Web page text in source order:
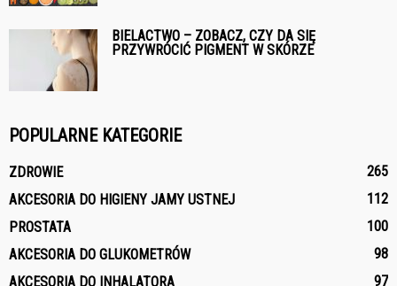
BIELACTWO – ZOBACZ, CZY DA SIĘ
PRZYWRÓCIĆ PIGMENT W SKÓRZE
POPULARNE KATEGORIE
ZDROWIE
265
AKCESORIA DO HIGIENY JAMY USTNEJ
112
PROSTATA
100
AKCESORIA DO GLUKOMETRÓW
98
AKCESORIA DO INHALATORA
97